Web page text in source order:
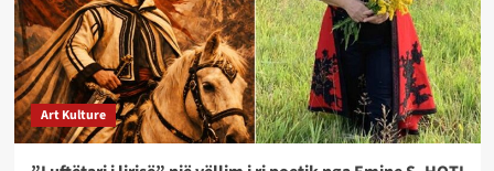
Art Kulture